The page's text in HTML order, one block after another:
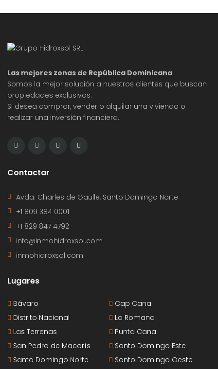
Las mejores zonas de República Dominicana.
Somos la mejor solución a nuestros clientes que buscan
propiedades exclusivas.
Si desea comprar, vender o alquilar una vivienda o
realizar una inversión financiera.
Contactar
Avda. Charles de Gaulle, Santo Domingo Norte
+1 809 384 0001
+1 829 847 4792
info@inmohidroxsol.com
inmohidroxsol.com
Lugares
Bávaro
Cap Cana
Distrito Nacional
La Romana
Las Terrenas
Punta Cana
San Pedro de Macorís
Santo Domingo Este
Santo Domingo Norte
Santo Domingo Oeste